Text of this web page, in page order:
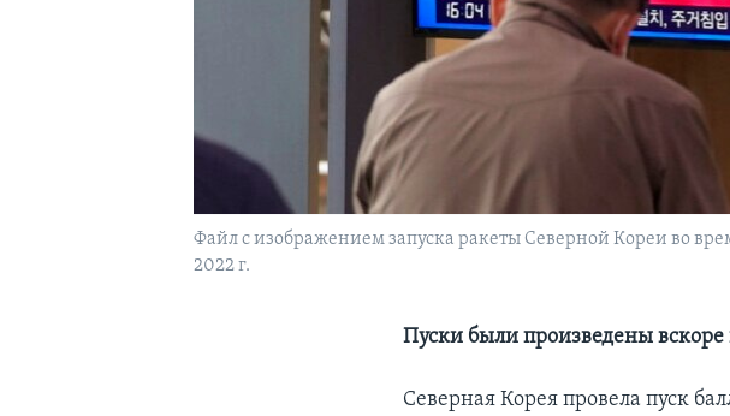
Файл с изображением запуска ракеты Северной Кореи во
2022 г.
Пуски были произведены
Северная Корея провела пуск